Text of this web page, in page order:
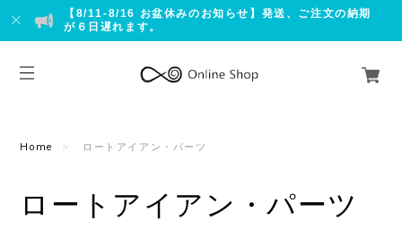
【8/11-8/16 お盆休みのお知らせ】発送、ご注文の納期
が６日遅れます。
Home ロートアイアン・パーツ
ロートアイアン・パーツ